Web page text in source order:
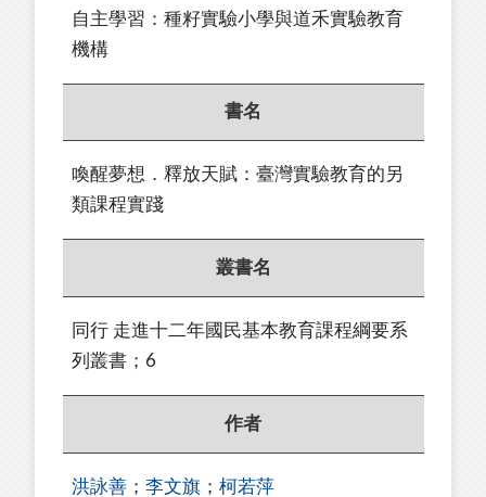
自主學習：種籽實驗小學與道禾實驗教育
機構
書名
喚醒夢想．釋放天賦：臺灣實驗教育的另
類課程實踐
叢書名
同行 走進十二年國民基本教育課程綱要系
列叢書；6
作者
洪詠善 ； 李文旗 ； 柯若萍